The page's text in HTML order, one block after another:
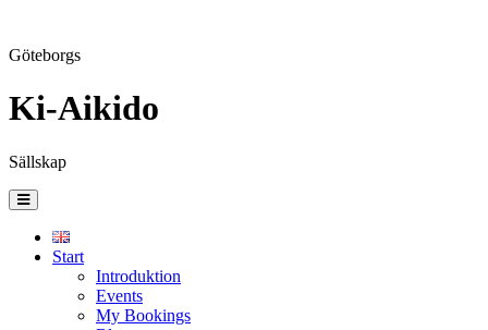
Göteborgs
Ki-Aikido
Sällskap
Skip
content
Start
Introduktion
Events
My Bookings